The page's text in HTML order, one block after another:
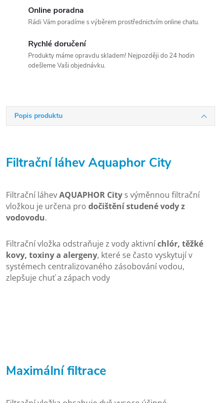
Online poradna
Rádi Vám poradíme s výběrem prostřednictvím online chatu.
Rychlé doručení
Produkty máme opravdu skladem! Nejpozději do 24 hodin
odešleme Vaši objednávku.
Popis produktu
Filtrační láhev Aquaphor City
Filtrační láhevAQUAPHOR City s výměnnou filtrační
vložkou je určena pro dočištění studené vody z
vodovodu.
Filtrační vložka odstraňuje z vody aktivníchlór, těžké
kovy, toxiny a alergeny, které se často vyskytují v
systémech centralizovaného zásobování vodou,
zlepšuje chuť a zápach vody
Maximální filtrace